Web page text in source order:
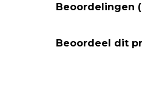
Beoordelingen
Beoordeel dit